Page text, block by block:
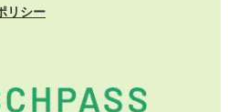
リシー